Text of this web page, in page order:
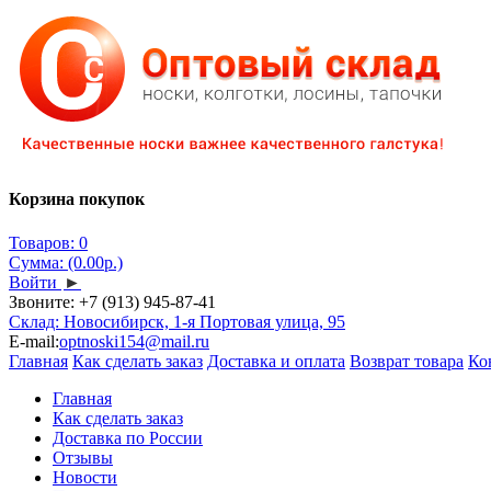
Корзина покупок
Товаров: 0
Сумма: (0.00р.)
Войти ►
Звоните: +7 (913) 945-87-41
Склад: Новосибирск, 1-я Портовая улица, 95
E-mail:optnoski154@mail.ru
Главная Как сделать заказ Доставка и оплата Возврат товара
Главная
Как сделать заказ
Доставка по России
Отзывы
Новости